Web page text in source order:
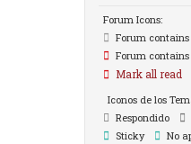
Forum Icons:
Forum
Forum
Mark all read
Iconos de los
Respondido
Sticky
No